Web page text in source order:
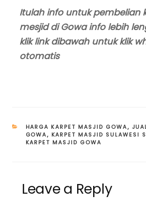
Itulah info untuk pembelian
mesjid di Gowa info lebih
klik link dibawah untuk klik
otomatis
CATEGORIES
HARGA KARPET MASJID GOWA,
GOWA, KARPET MASJID SULAWESI
KARPET MASJID GOWA
Leave a Reply